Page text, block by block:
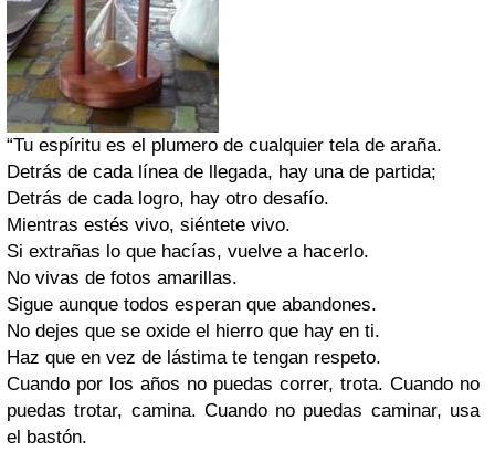
“Tu espíritu es el plumero de cualquier tela de araña.
Detrás de cada línea de llegada, hay una de partida;
Detrás de cada logro, hay otro desafío.
Mientras estés vivo, siéntete vivo.
Si extrañas lo que hacías, vuelve a hacerlo.
No vivas de fotos amarillas.
Sigue aunque todos esperan que abandones.
No dejes que se oxide el hierro que hay en ti.
Haz que en vez de lástima te tengan respeto.
Cuando por los años no puedas correr, trota. Cuando no
puedas trotar, camina. Cuando no puedas caminar, usa
el bastón.